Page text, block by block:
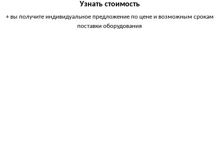
Узнать стоимость
+ вы получите индивидуальное предложение по цене и возможным срокам
поставки оборудования